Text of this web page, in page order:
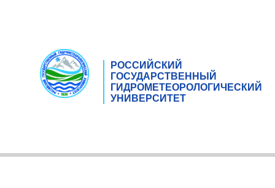
РОССИЙСКИЙ
ГОСУДАРСТВЕННЫЙ
ГИДРОМЕТЕОРОЛОГИЧЕСКИЙ
УНИВЕРСИТЕТ